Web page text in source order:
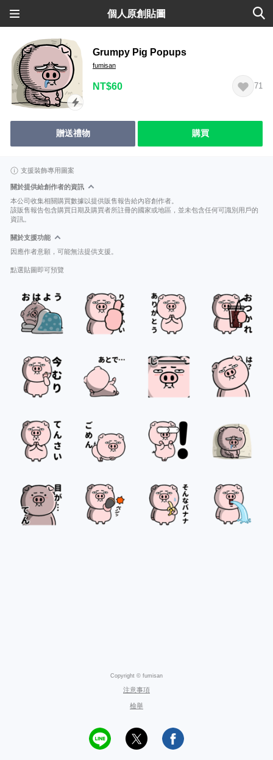
個人原創貼圖
Grumpy Pig Popups
fumisan
NT$60 71
贈送禮物 購買
支援裝飾專用圖案
關於提供給創作者的資訊
本公司收集相關購買數據以提供販售報告給內容創作者。
該販售報告包含購買日期及購買者所註冊的國家或地區，並未包含任何可識別用戶的
資訊。
關於支援功能
因應作者意願，可能無法提供支援。
點選貼圖即可預覽
Copyright © fumisan
注意事項
檢舉